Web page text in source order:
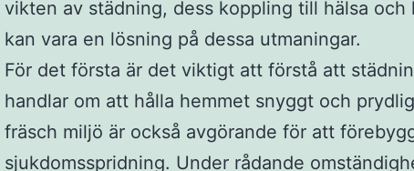
vikten av städning, dess koppling till hälsa och
kan vara en lösning på dessa utmaningar.
För det första är det viktigt att förstå att
handlar om att hålla hemmet snyggt och
fräsch miljö är också avgörande för att
sjukdomsspridning. Under rådande